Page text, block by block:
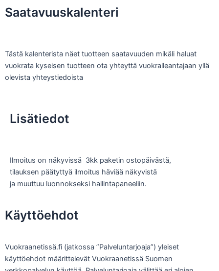
Saatavuuskalenteri
Tästä kalenterista näet tuotteen saatavuuden mikäli haluat
vuokrata kyseisen tuotteen ota yhteyttä vuokralleantajaan yllä
olevista yhteystiedoista
Lisätiedot
Ilmoitus on näkyvissä 3kk paketin ostopäivästä,
tilauksen päätyttyä ilmoitus häviää näkyvistä
ja muuttuu luonnokseksi hallintapaneeliin.
Käyttöehdot
Vuokraanetissä.fi (jatkossa ”Palveluntarjoaja”) yleiset
käyttöehdot määrittelevät Vuokraanetissä Suomen